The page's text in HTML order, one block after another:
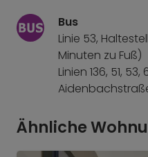
Bus
Linie 53,
Minuten zu Fuß)
Linien 136, 51,
Ähnliche